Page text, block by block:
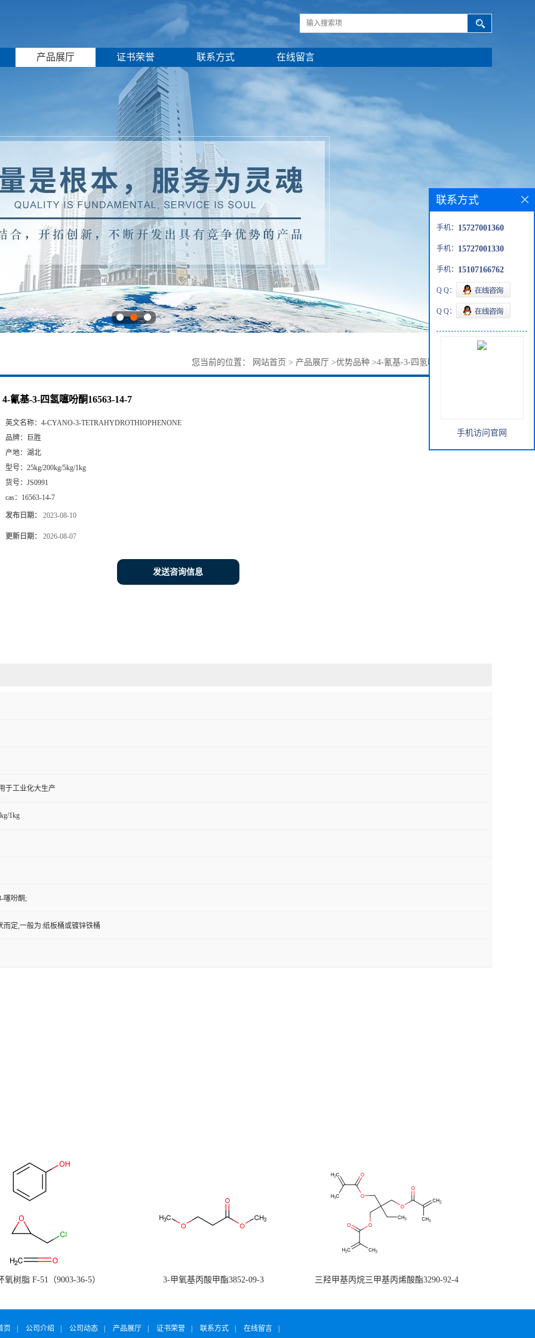
产品展厅 证书荣誉 联系方式 在线留言
您当前的位置： 网站首页 > 产品展厅 >优势品种 >4-氰基-3-四氢噻吩酮16563-14-7
4-氰基-3-四氢噻吩酮16563-14-7
英文名称： 4-CYANO-3-TETRAHYDROTHIOPHENONE
品牌：
巨胜
产地： 湖北
型号： 25kg/200kg/5kg/1kg
货号： JS0991
cas： 16563-14-7
发布日期： 2023-08-10
更新日期： 2026-08-07
发送咨询信息
于工业化大生产
1kg
噻吩酮;
而定,一般为:纸板桶或镀锌铁桶
氧树脂 F-51（9003-36-5） 3-甲氧基丙酸甲酯3852-09-3 三羟甲基丙烷三甲基丙烯酸酯3290-92-4
联系方式
手机： 15727001360
手机： 15727001330
手机： 15107166762
Q Q：
Q Q：
手机访问官网
页 公司介绍 公司动态 产品展厅 证书荣誉 联系方式 在线留言